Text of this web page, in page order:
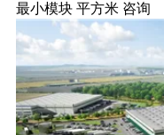
最小模块 平方米 咨询